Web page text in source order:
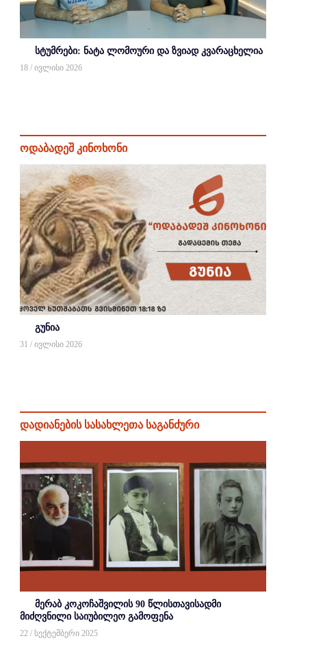
სტუმრები: ნატა ლომოური და ზვიად კვარაცხელია
18 / ივლისი 2026
ოდაბადეშ კინოხონი
გუნია
31 / ივლისი 2026
დადიანების სასახლეთა საგანძური
მერაბ კოკოჩაშვილის 90 წლისთავისადმი
მიძღვნილი საიუბილეო გამოფენა
22 / სექტემბერი 2025